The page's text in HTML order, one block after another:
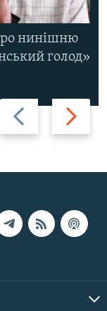
Назад Вперед
нинішню
голод»